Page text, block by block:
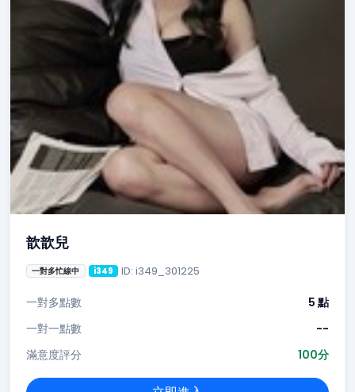
歆歆兒
一對多忙線中 i349 ID: i349_301225
一對多點數
5 點
一對一點數
--
滿意度評分
100分